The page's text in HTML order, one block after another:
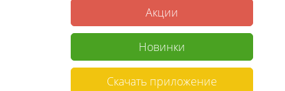
Акции
Новинки
Скачать приложение